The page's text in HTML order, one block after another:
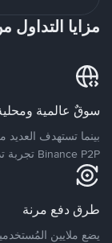
مزايا
سوقٌ عالمية
Binance P2P تجربة تداول عالمية حقيقية وتدعم أكثر من 70 عملة محلية.
طرق دفع مرنة